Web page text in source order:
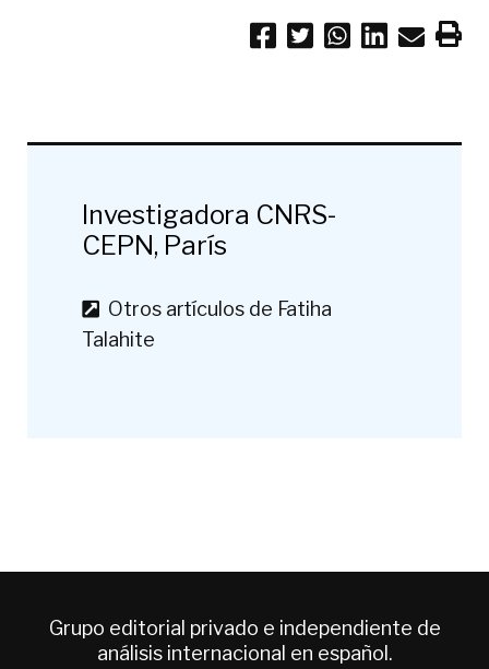
Investigadora CNRS-
CEPN, París
Otros artículos de Fatiha
Talahite
Grupo editorial privado e independiente de
análisis internacional en español.